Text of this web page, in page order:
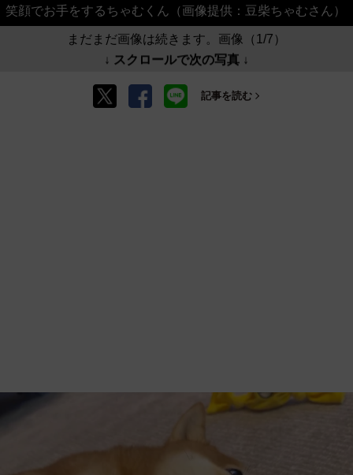
笑顔でお手をするちゃむくん（画像提供：豆柴ちゃむさん）
まだまだ画像は続きます。画像（1/7）
↓ スクロールで次の写真 ↓
記事を読む